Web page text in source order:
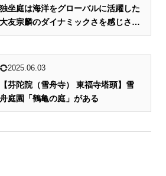
独坐庭は海洋をグローバルに活躍した
大友宗麟のダイナミックさを感じさせ
る。
2025.06.03
【芬陀院（雪舟寺） 東福寺塔頭】雪
舟庭園「鶴亀の庭」がある